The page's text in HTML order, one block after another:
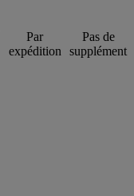
Par
expédition
Pas de
supplément